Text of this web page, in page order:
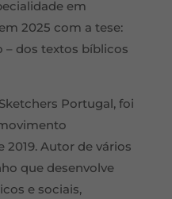
em
2025 com a tese:
– dos textos bíblicos
Portugal, foi
2019. Autor de vários
que desenvolve
e sociais,